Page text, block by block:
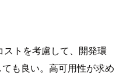
トを考慮して、開発環
も良い。高可用性が求め